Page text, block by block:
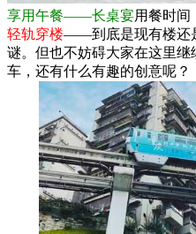
享用午餐——长桌宴用餐时间
轻轨穿楼——到底是现有楼还
谜。但也不妨碍大家在这里继
车，还有什么有趣的创意呢？